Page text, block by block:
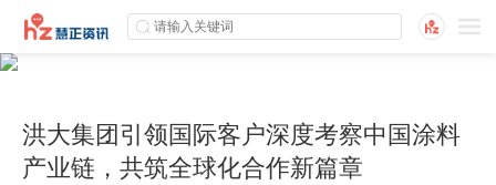
洪大集团引领国际客户深度考察中国涂料
产业链，共筑全球化合作新篇章